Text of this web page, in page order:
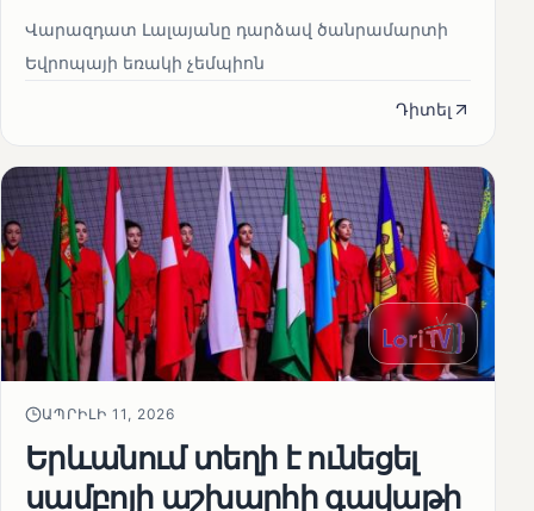
Վարազդատ Լալայանը դարձավ ծանրամարտի
Եվրոպայի եռակի չեմպիոն
Դիտել
ԱՊՐԻԼԻ 11, 2026
Երևանում տեղի է ունեցել
սամբոյի աշխարհի գավաթի